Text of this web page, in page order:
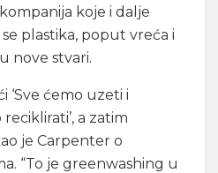
koje i dalje
plastika, poput vreća i
nove stvari.
‘Sve ćemo uzeti i
a zatim
je Carpenter o
“To je greenwashing u